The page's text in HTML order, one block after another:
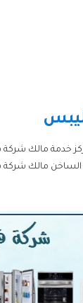
خدمة مالك
مالك شركة